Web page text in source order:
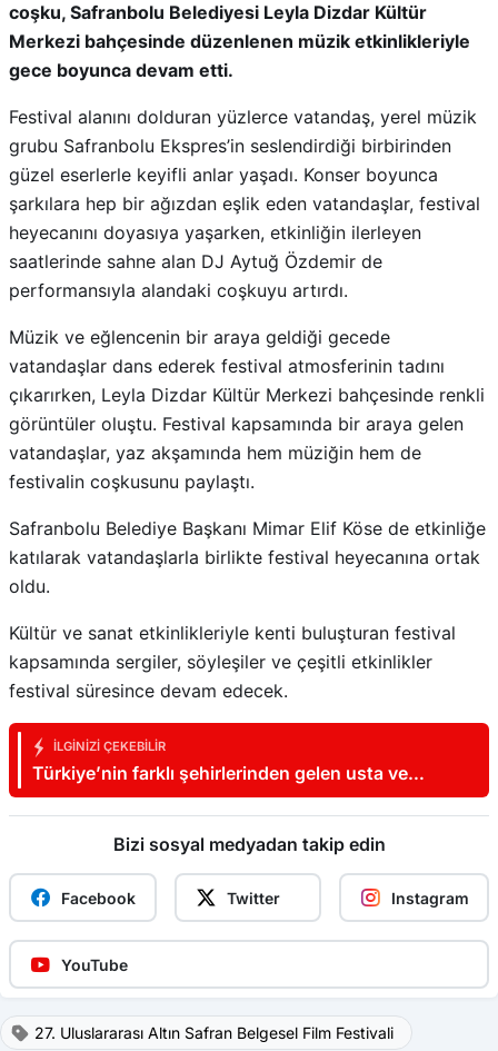
coşku, Safranbolu Belediyesi Leyla Dizdar Kültür
Merkezi bahçesinde düzenlenen müzik etkinlikleriyle
gece boyunca devam etti.
Festival alanını dolduran yüzlerce vatandaş, yerel müzik
grubu Safranbolu Ekspres’in seslendirdiği birbirinden
güzel eserlerle keyifli anlar yaşadı. Konser boyunca
şarkılara hep bir ağızdan eşlik eden vatandaşlar, festival
heyecanını doyasıya yaşarken, etkinliğin ilerleyen
saatlerinde sahne alan DJ Aytuğ Özdemir de
performansıyla alandaki coşkuyu artırdı.
Müzik ve eğlencenin bir araya geldiği gecede
vatandaşlar dans ederek festival atmosferinin tadını
çıkarırken, Leyla Dizdar Kültür Merkezi bahçesinde renkli
görüntüler oluştu. Festival kapsamında bir araya gelen
vatandaşlar, yaz akşamında hem müziğin hem de
festivalin coşkusunu paylaştı.
Safranbolu Belediye Başkanı Mimar Elif Köse de etkinliğe
katılarak vatandaşlarla birlikte festival heyecanına ortak
oldu.
Kültür ve sanat etkinlikleriyle kenti buluşturan festival
kapsamında sergiler, söyleşiler ve çeşitli etkinlikler
festival süresince devam edecek.
İLGINIZI ÇEKEBILIR
Türkiye’nin farklı şehirlerinden gelen usta ve
sanatçılar, Kastamonu’da el emeği ürünlerini tanıttı
Bizi sosyal medyadan takip edin
Facebook Twitter Instagram
YouTube
27. Uluslararası Altın Safran Belgesel Film Festivali